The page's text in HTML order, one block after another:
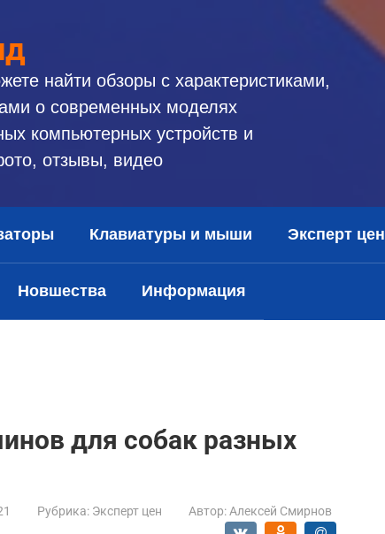
найти обзоры с характеристиками,
о современных моделях
компьютерных устройств и
отзывы, видео
Клавиатуры и мыши Эксперт цен
Новшества Информация
для собак разных
Рубрика: Эксперт цен Автор: Алексей Смирнов